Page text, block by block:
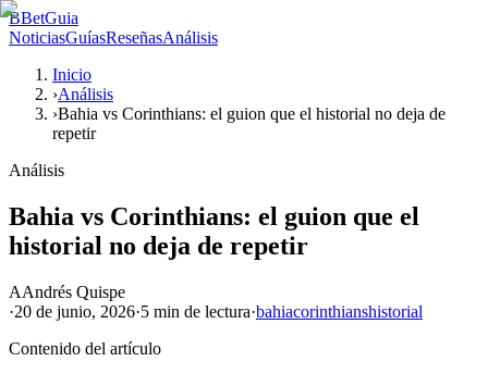
BBetGuia
NoticiasGuíasReseñasAnálisis
Inicio
›Análisis
›Bahia vs Corinthians: el guion que el historial no deja de
repetir
Análisis
Bahia vs Corinthians: el guion que el
historial no deja de repetir
AAndrés Quispe
·20 de junio, 2026·5 min de lectura·bahiacorinthianshistorial
Contenido del artículo